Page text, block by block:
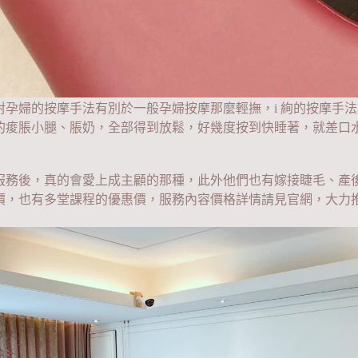
孕婦的按摩手法有別於一般孕婦按摩那麼輕撫，i 絢的按摩手
痠脹小腿、脹奶，全部得到放鬆，好幾度按到快睡著，就差口
務後，真的會愛上成主顧的那種，此外他們也有嫁接睫毛、
，也有多堂課程的優惠價，服務內容價格詳情請見官網，大力